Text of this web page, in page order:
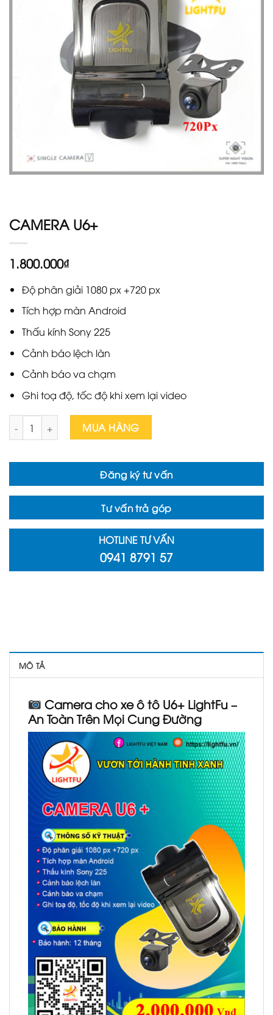
CAMERA U6+
1.800.000₫
Độ phân giải 1080 px +720 px
Tích hợp màn Android
Thấu kính Sony 225
Cảnh báo lệch làn
Cảnh báo va chạm
Ghi toạ độ, tốc độ khi xem lại video
CAMERA U6+ số lượngMUA HÀNG
Đăng ký tư vấn
Tư vấn trả góp
HOTLINE TƯ VẤN
0941 8791 57
MÔ TẢ
Camera cho xe ô tô U6+ LightFu –
An Toàn Trên Mọi Cung Đường